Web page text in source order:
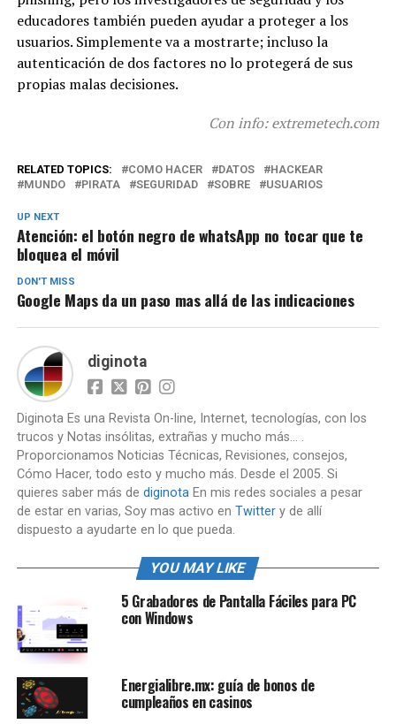
educadores también pueden ayudar a proteger a los
usuarios. Simplemente va a mostrarte; incluso la
autenticación de dos factores no lo protegerá de sus
propias malas decisiones.
Con info: extremetech.com
RELATED TOPICS: COMO HACER DATOS
HACKEAR
MUNDO
PIRATA SEGURIDAD SOBRE USUARIOS
UP NEXT
Atención: el botón negro de whatsApp no tocar que te
bloquea el móvil
DON'T MISS
Google Maps da un paso mas allá de las indicaciones
diginota
Diginota Es una Revista On-line, Internet, tecnologías, con los
trucos y Notas insólitas, extrañas y mucho más... .
Proporcionamos Noticias Técnicas, Revisiones, consejos,
Cómo Hacer, todo esto y mucho más. Desde el 2005. Si
quieres saber más de diginotaEn mis redes sociales a pesar
de estar en varias, Soy mas activo en Twittery de allí
dispuesto a ayudarte en lo que pueda.
YOU MAY LIKE
5 Grabadores de Pantalla Fáciles para PC
con Windows
Energialibre.mx: guía de bonos de
cumpleaños en casinos